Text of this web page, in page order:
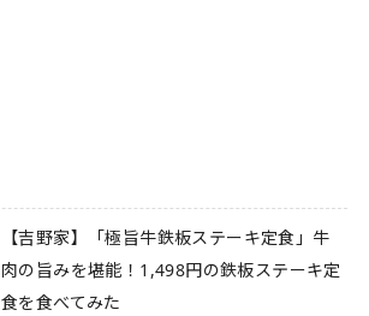
【吉野家】「極旨牛鉄板ステーキ定食」牛
肉の旨みを堪能！1,498円の鉄板ステーキ定
食を食べてみた